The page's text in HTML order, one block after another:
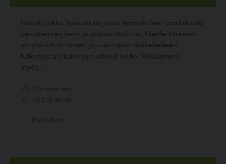
Eläinklinikka Tassula tarjoaa lemmikillesi laadukasta
perusterveyden- ja sairaanhoitoa. Meille tärkeää
on yksilökohtainen ja uusimpiin lääketieteen
tutkimustuloksiin perustuva hoito. Haluamme
myös...